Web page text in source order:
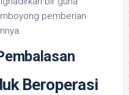
pemberian
Beroperasi